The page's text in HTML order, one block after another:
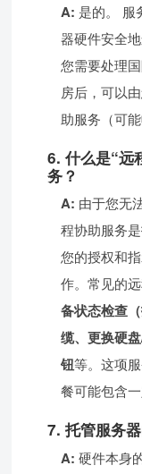
A: 是的。 服
器硬件安全
您需要处理
房后，可以
助服务（可
6. 什么是“远
务？
A: 由于您无
程协助服务
您的授权和
作。常见的
备状态检查
缆、更换硬
钮等。这项
餐可能包含一
7. 托管服务
A: 硬件本身